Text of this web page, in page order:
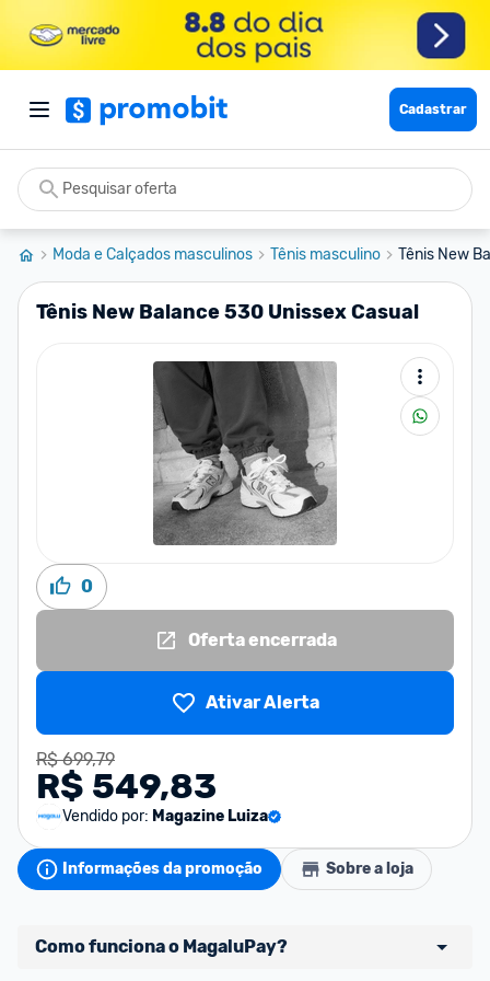
Cadastrar
Moda e Calçados masculinos Tênis masculino Tênis New
Tênis New Balance 530 Unissex Casual
0
Oferta encerrada
Ativar Alerta
R$ 699,79
R$ 549,83
Vendido por: Magazine Luiza
Informações da promoção Sobre a loja
Como funciona o MagaluPay?